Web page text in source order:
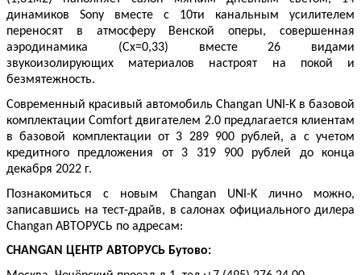
динамиков Sony вместе с 10ти канальным усилителем
переносят в атмосферу Венской оперы, совершенная
аэродинамика (Cx=0,33) вместе 26 видами
звукоизолирующих материалов настроят на покой и
безмятежность.
Современный красивый автомобиль Changan UNI-K в базовой
комплектации Comfort двигателем 2.0 предлагается клиентам
в базовой комплектации от 3 289 900 рублей, а с учетом
кредитного предложения от 3 319 900 рублей до конца
декабря 2022 г.
Познакомиться с новым Changan UNI-K лично можно,
записавшись на тест-драйв, в салонах официального дилера
Changan АВТОРУСЬ по адресам:
CHANGAN ЦЕНТР АВТОРУСЬ Бутово: